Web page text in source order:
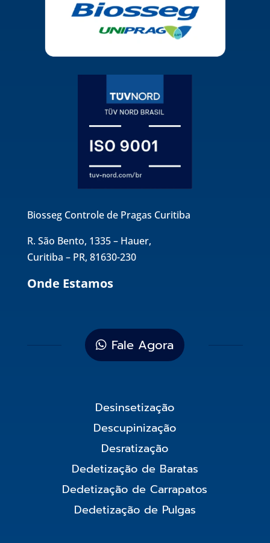
Biosseg Controle de Pragas Curitiba
R. São Bento, 1335 – Hauer,
Curitiba – PR, 81630-230
Onde Estamos
Fale Agora
Desinsetização
Descupinização
Desratização
Dedetização de Baratas
Dedetização de Carrapatos
Dedetização de Pulgas